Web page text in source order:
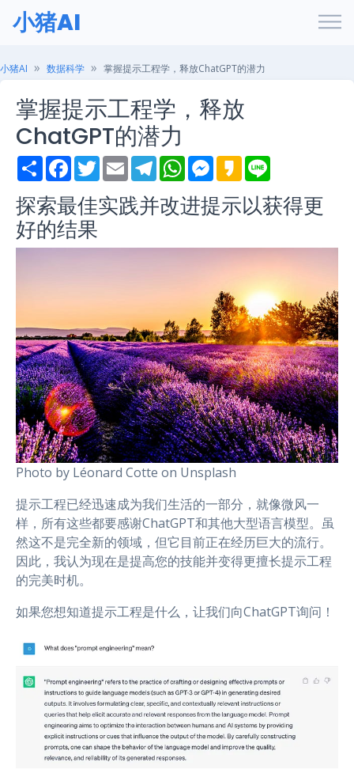
小猪AI
小猪AI 数据科学 掌握提示工程学，释放ChatGPT的潜力
掌握提示工程学，释放
ChatGPT的潜力
S
h
r
e
F
a
e
b
o
o
k
T
w
t
t
E
m
i
l
T
e
e
g
m
W
h
t
s
p
M
e
s
e
e
K
a
a
o
e
探索最佳实践并改进提示以获得更
好的结果
Photo by Léonard Cotte on Unsplash
提示工程已经迅速成为我们生活的一部分，就像微风一
样，所有这些都要感谢ChatGPT和其他大型语言模型。虽
然这不是完全新的领域，但它目前正在经历巨大的流行。
因此，我认为现在是提高您的技能并变得更擅长提示工程
的完美时机。
如果您想知道提示工程是什么，让我们向ChatGPT询问！